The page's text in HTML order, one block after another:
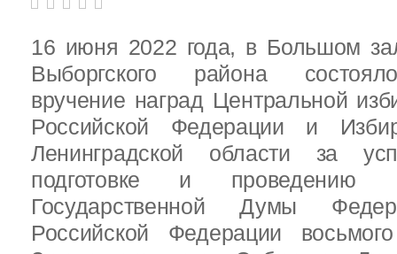
16 июня 2022 года, в Большом
Выборгского района
вручение наград Центральной
Российской Федерации и
Ленинградской области за
подготовке и проведению
Государственной Думы
Российской Федерации